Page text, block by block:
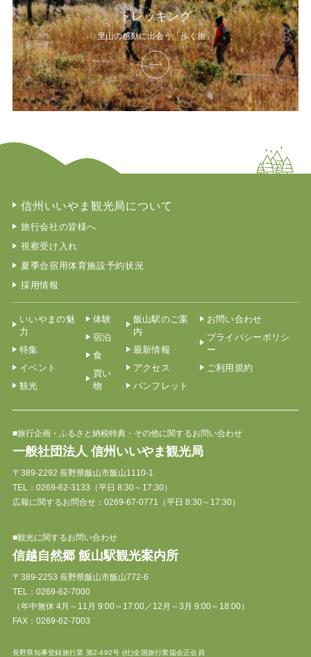
トレッキング
里山の感動に出会う「歩く旅」
信州いいやま観光局について
旅行会社の皆様へ
視察受け入れ
夏季合宿用体育施設予約状況
採用情報
いいやまの魅
力
特集
イベント
観光
体験
宿泊
食
買い
物
飯山駅のご案
内
最新情報
アクセス
パンフレット
お問い合わせ
プライバシーポリシ
ー
ご利用規約
■旅行企画・ふるさと納税特典・その他に関するお問い合わせ
一般社団法人 信州いいやま観光局
〒389-2292 長野県飯山市飯山1110-1
TEL： 0269-62-3133 （平日 8:30～17:30）
広報に関するお問合せ：0269-67-0771（平日 8:30～17:30）
■観光に関するお問い合わせ
信越自然郷 飯山駅観光案内所
〒389-2253 長野県飯山市飯山772-6
TEL： 0269-62-7000
（年中無休 4月～11月 9:00～17:00／12月～3月 9:00～18:00）
FAX：0269-62-7003
長野県知事登録旅行業 第2-492号 (社)全国旅行業協会正会員